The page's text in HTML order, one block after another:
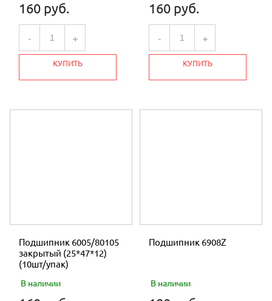
160 руб.
- +
КУПИТЬ
160 руб.
- +
КУПИТЬ
Подшипник 6005/80105
закрытый (25*47*12)
(10шт/упак)
В наличии
Подшипник 6908Z
В наличии